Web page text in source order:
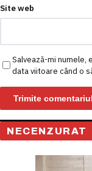
Site web
Salvează-mi numele,
data viitoare când o
NECENZURAT